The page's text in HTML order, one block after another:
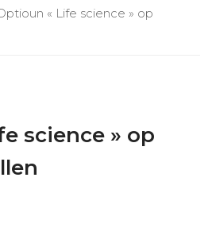
« Life science » op
science » op